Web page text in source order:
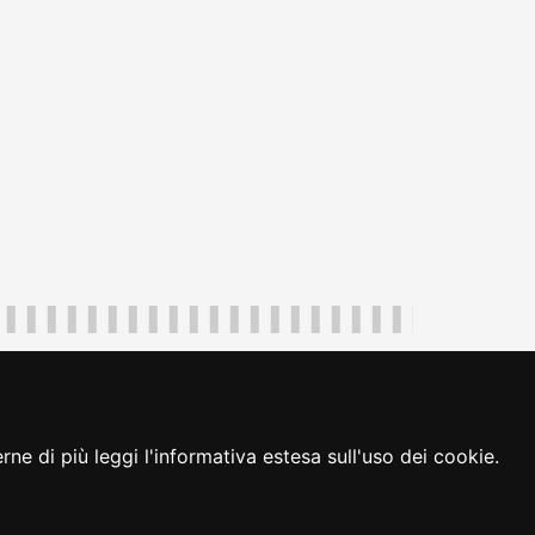
di più leggi l'informativa estesa sull'uso dei cookie.
cambio preferenze cookie loginFVG